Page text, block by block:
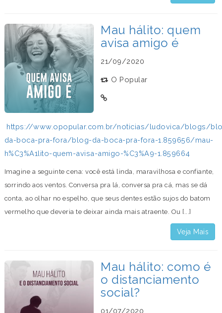
Mau hálito: quem
avisa amigo é
21/09/2020
O Popular
https://www.opopular.com.br/noticias/ludovica/blogs/
da-boca-pra-fora/blog-da-boca-pra-fora-1.859656/mau-
h%C3%A1lito-quem-avisa-amigo-%C3%A9-1.859664
Imagine a seguinte cena: você está linda, maravilhosa e confiante,
sorrindo aos ventos. Conversa pra lá, conversa pra cá, mas se dá
conta, ao olhar no espelho, que seus dentes estão sujos do batom
vermelho que deveria te deixar ainda mais atraente. Ou [...]
Veja Mais
Mau hálito: como é
o distanciamento
social?
01/07/2020